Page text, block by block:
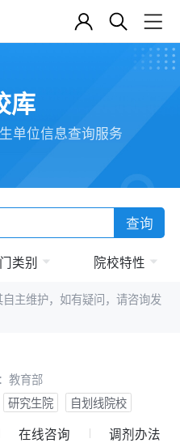
库
单位信息查询服务
查询
类别 院校特性
主维护，如有疑问，请咨询发
教育部
研究生院 自划线院校
在线咨询 调剂办法